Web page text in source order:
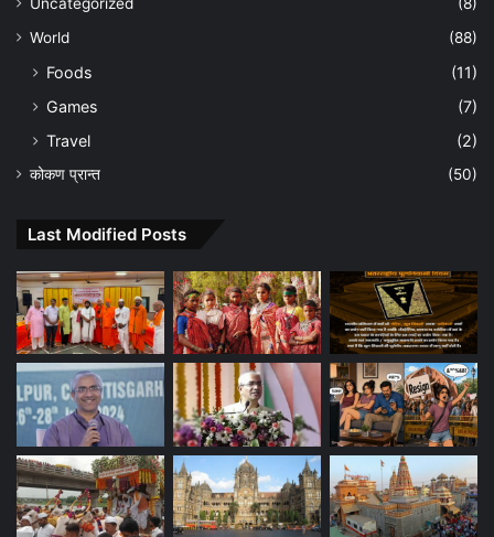
World
(88)
Foods
(11)
Games
(7)
Travel
(2)
कोकण प्रान्त (50)
Last Modified Posts